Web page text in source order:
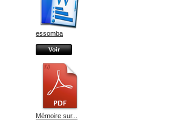
essomba
Voir
Mémoire sur...